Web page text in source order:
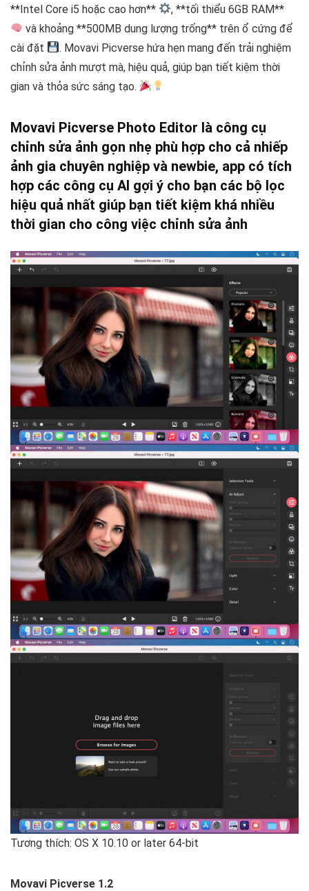
**Intel Core i5 hoặc cao hơn**
, **tối thiểu 6GB RAM**
và khoảng **500MB dung lượng trống** trên ổ cứng để
cài đặt
. Movavi Picverse hứa hẹn mang đến trải nghiệm
chỉnh sửa ảnh mượt mà, hiệu quả, giúp bạn tiết kiệm thời
gian và thỏa sức sáng tạo.
Movavi Picverse Photo Editor là công cụ
chỉnh sửa ảnh gọn nhẹ phù hợp cho cả nhiếp
ảnh gia chuyên nghiệp và newbie, app có tích
hợp các công cụ AI gợi ý cho bạn các bộ lọc
hiệu quả nhất giúp bạn tiết kiệm khá nhiều
thời gian cho công việc chỉnh sửa ảnh
Tương thích: OS X 10.10 or later 64-bit
Movavi Picverse 1.2